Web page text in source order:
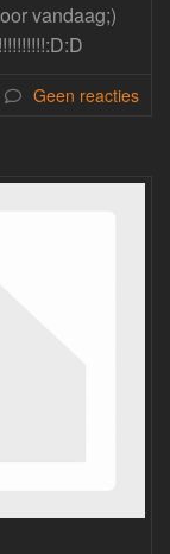
vandaag;)
Geen reacties